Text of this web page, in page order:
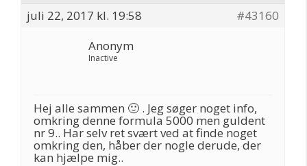
juli 22, 2017 kl. 19:58
#43160
Anonym
Inactive
Hej alle sammen 🙂 . Jeg søger noget info,
omkring denne formula 5000 men guldent
nr 9.. Har selv ret svært ved at finde noget
omkring den, håber der nogle derude, der
kan hjælpe mig..